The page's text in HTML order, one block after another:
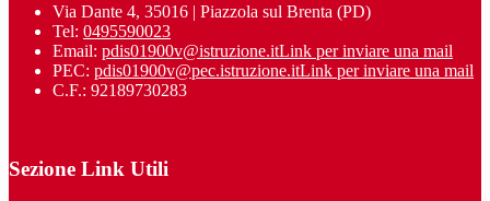
Via Dante 4, 35016 | Piazzola sul Brenta (PD)
Tel: 0495590023
Email: pdis01900v@istruzione.itLink per inviare una mail
PEC: pdis01900v@pec.istruzione.itLink per inviare una mail
C.F.: 92189730283
Sezione Link Utili